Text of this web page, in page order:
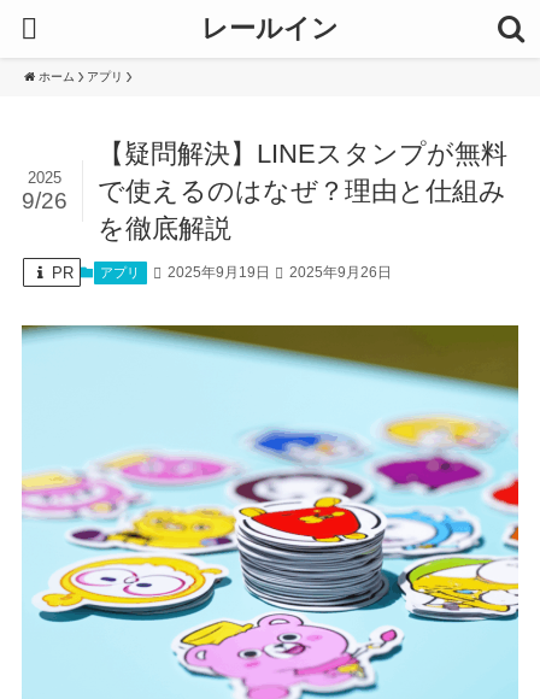
レールイン
ホーム アプリ
【疑問解決】LINEスタンプが無料
で使えるのはなぜ？理由と仕組み
を徹底解説
2025
9/26
PR アプリ 2025年9月19日 2025年9月26日